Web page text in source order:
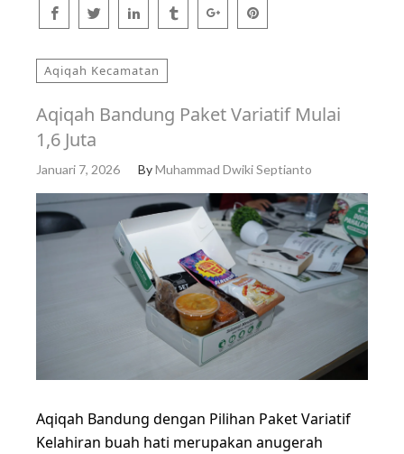
Aqiqah Kecamatan
Aqiqah Bandung Paket Variatif Mulai
1,6 Juta
Januari 7, 2026 ByMuhammad Dwiki Septianto
Aqiqah Bandung dengan Pilihan Paket Variatif
Kelahiran buah hati merupakan anugerah